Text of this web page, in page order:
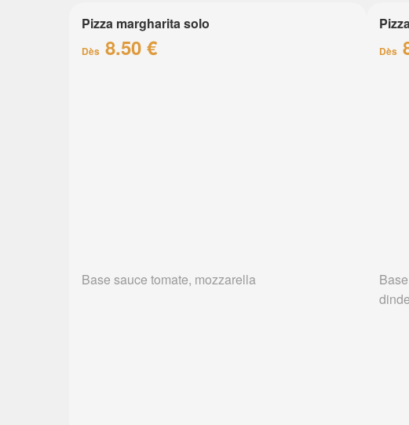
Pizza margharita solo
Dès 8.50 €
Base sauce tomate, mozzarella
Dès